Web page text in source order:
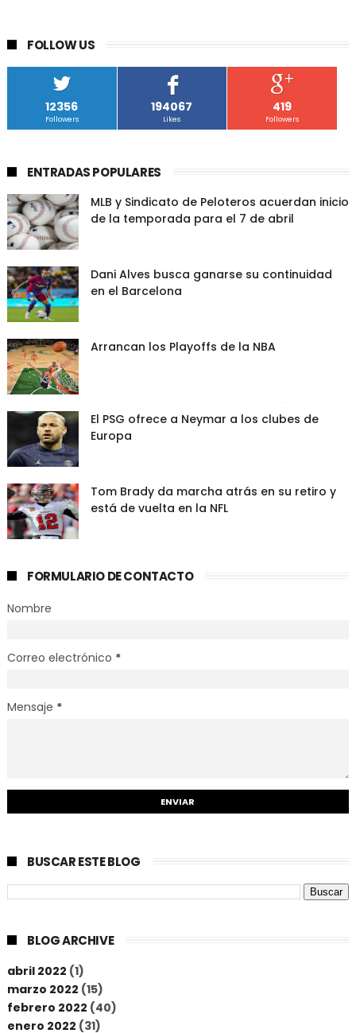
FOLLOW US
12356
Followers
194067
Likes
419
Followers
ENTRADAS POPULARES
MLB y Sindicato de Peloteros acuerdan inicio
de la temporada para el 7 de abril
Dani Alves busca ganarse su continuidad
en el Barcelona
Arrancan los Playoffs de la NBA
El PSG ofrece a Neymar a los clubes de
Europa
Tom Brady da marcha atrás en su retiro y
está de vuelta en la NFL
FORMULARIO DE CONTACTO
Nombre
Correo electrónico *
Mensaje *
BUSCAR ESTE BLOG
BLOG ARCHIVE
abril 2022 (1)
marzo 2022 (15)
febrero 2022 (40)
enero 2022 (31)